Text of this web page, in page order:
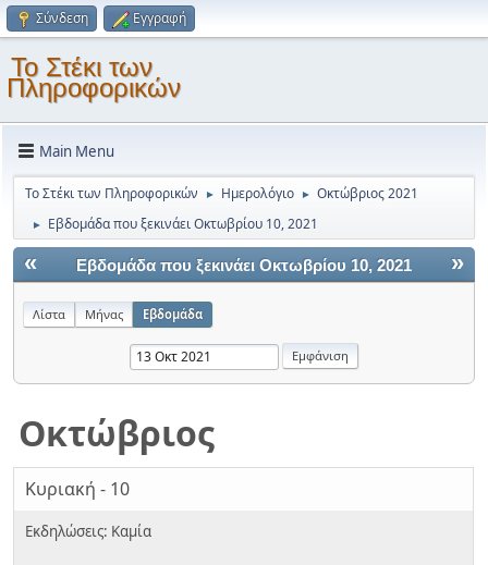
Σύνδεση Εγγραφή
Το Στέκι των
Πληροφορικών
Main Menu
Το Στέκι των Πληροφορικών ► Ημερολόγιο ► Οκτώβριος 2021
► Εβδομάδα που ξεκινάει Οκτωβρίου 10, 2021
« »
Εβδομάδα που ξεκινάει Οκτωβρίου 10, 2021
Λίστα Μήνας Εβδομάδα
Οκτώβριος
Κυριακή - 10